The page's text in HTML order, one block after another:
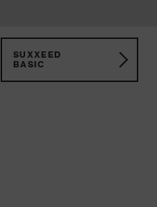
SUXXEED
BASIC